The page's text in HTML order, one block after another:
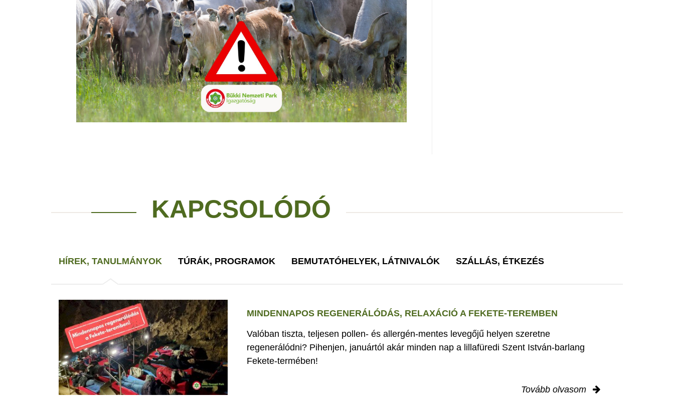
KAPCSOLÓDÓ
HÍREK, TANULMÁNYOK TÚRÁK, PROGRAMOK BEMUTATÓHELYEK, LÁTNIVALÓK SZÁLLÁS, ÉTKEZÉS
MINDENNAPOS REGENERÁLÓDÁS, RELAXÁCIÓ A FEKETE-TEREMBEN
Valóban tiszta, teljesen pollen- és allergén-mentes levegőjű helyen szeretne
regenerálódni? Pihenjen, januártól akár minden nap a lillafüredi Szent István-barlang
Fekete-termében!
Tovább olvasom